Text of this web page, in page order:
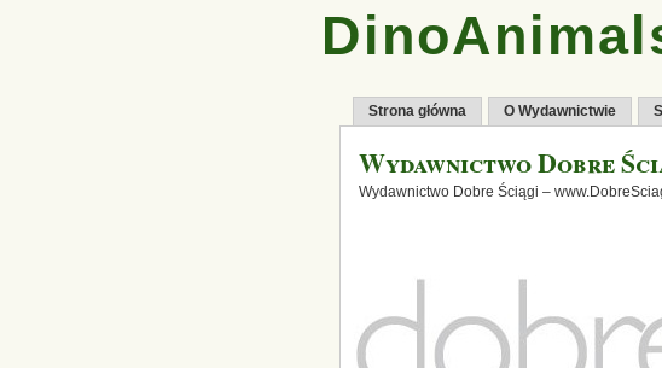
Strona główna O Wydawnictwie
Wydawnictwo Dobre
Wydawnictwo Dobre Ściągi –